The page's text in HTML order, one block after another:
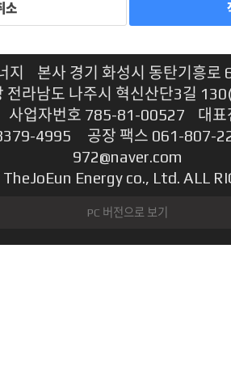
소
지 본사 경기 화성시 동탄기흥로
전라남도 나주시 혁신산단3길
사업자번호 785-81-00527 대표
4995 공장 팩스 061-807-
972@naver.com
TheJoEun Energy co., Ltd. ALL
PC 버전으로 보기